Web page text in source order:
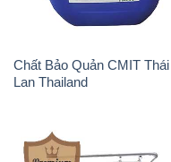
Chất Bảo Quản CMIT Thái
Lan Thailand